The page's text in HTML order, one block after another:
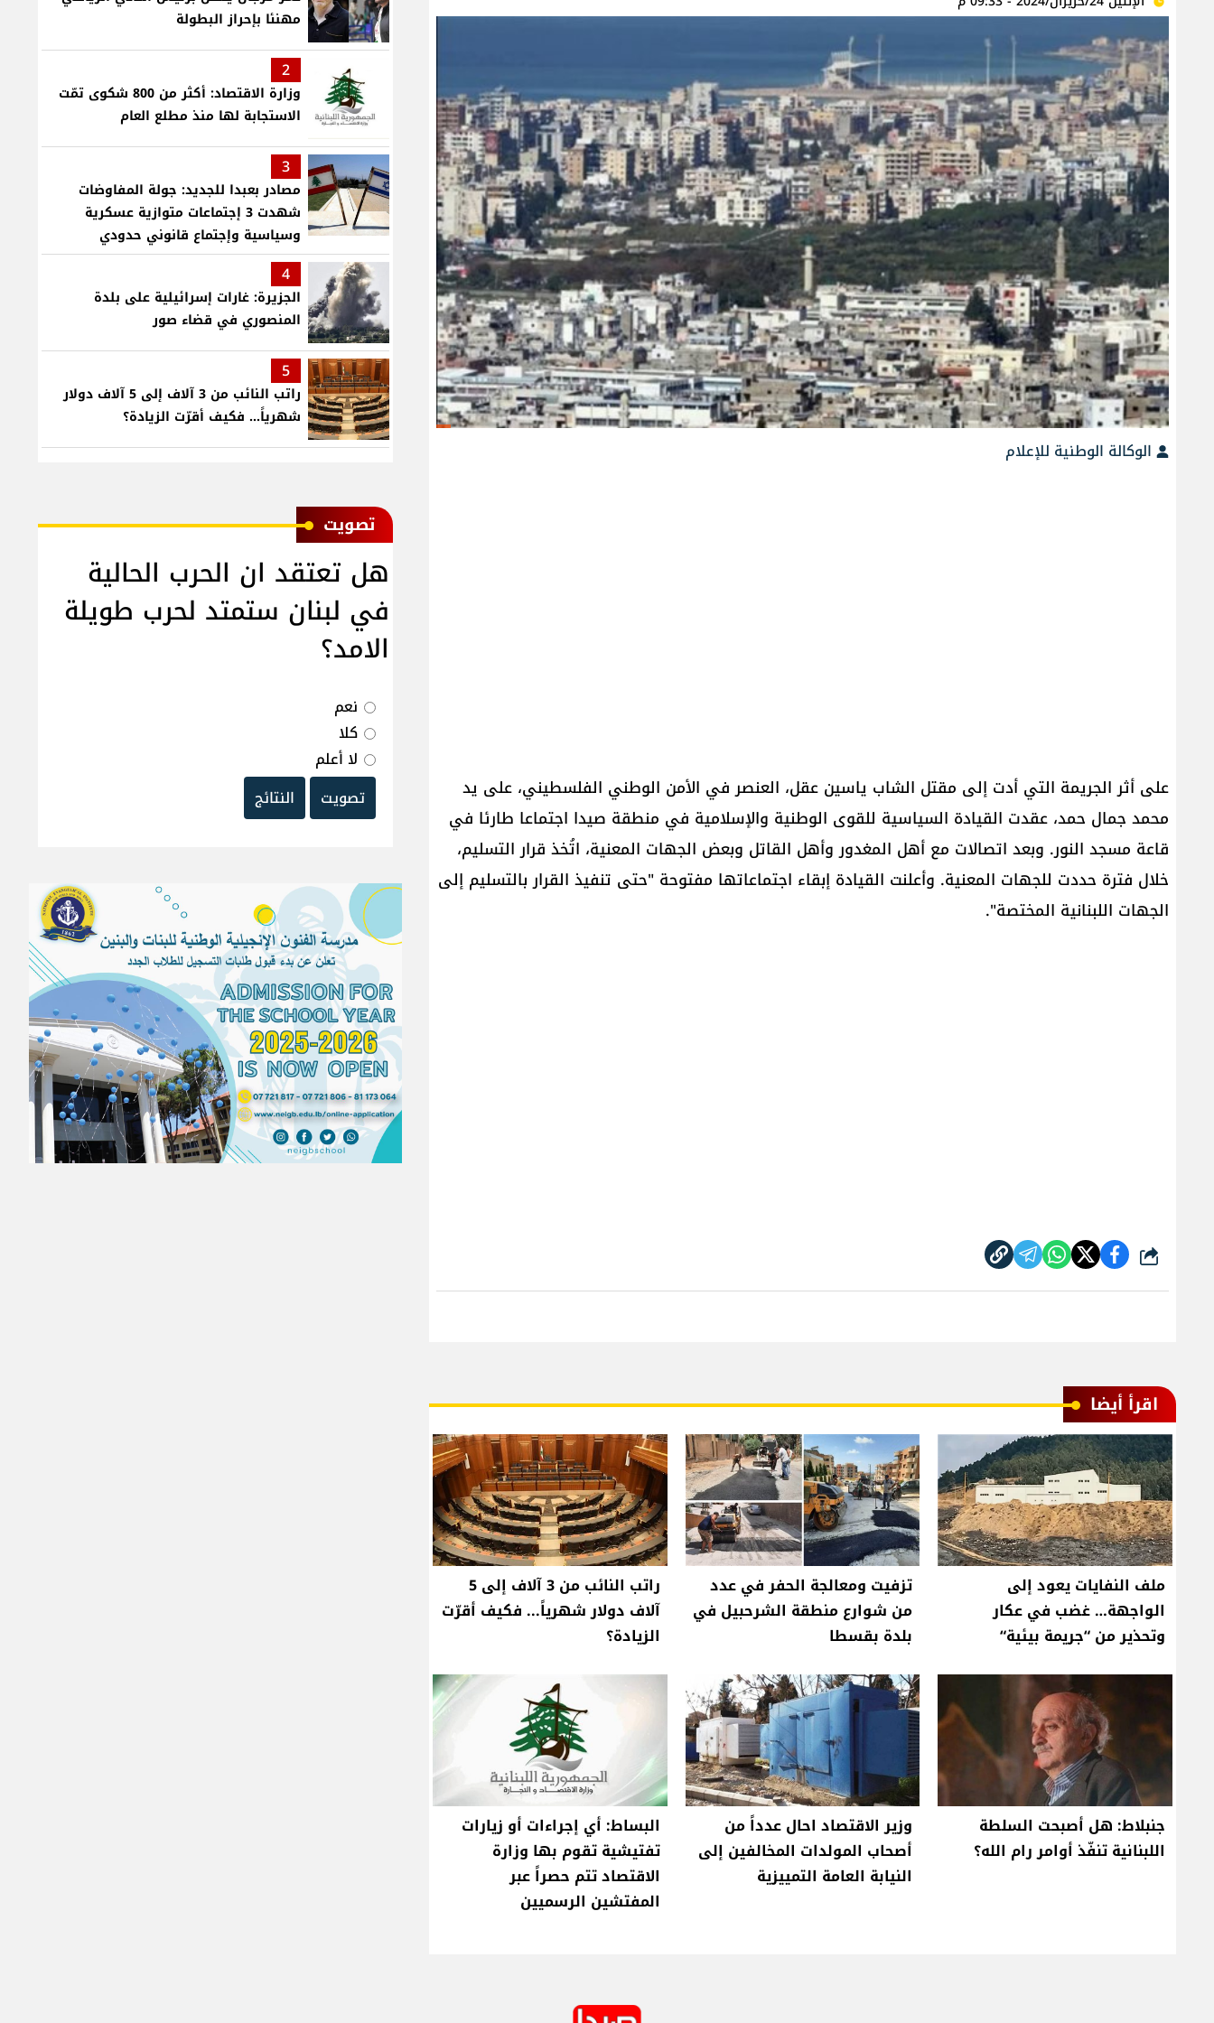
الوكالة الوطنية للإعلام
على أثر الجريمة التي أدت إلى مقتل الشاب ياسين عقل، العنصر في الأمن الوطني الفلسطيني، على يد
محمد جمال حمد، عقدت القيادة السياسية للقوى الوطنية والإسلامية في منطقة صيدا اجتماعا طارئا في
قاعة مسجد النور. وبعد اتصالات مع أهل المغدور وأهل القاتل وبعض الجهات المعنية، اتُخذ قرار التسليم،
خلال فترة حددت للجهات المعنية. وأعلنت القيادة إبقاء اجتماعاتها مفتوحة "حتى تنفيذ القرار بالتسليم إلى
الجهات اللبنانية المختصة".
شارك
اقرأ أيضا
ملف النفايات يعود إلى
الواجهة… غضب في عكار
وتحذير من “جريمة بيئية“
تزفيت ومعالجة الحفر في عدد
من شوارع منطقة الشرحبيل في
بلدة بقسطا
راتب النائب من 3 آلاف إلى 5
آلاف دولار شهرياً... فكيف أقرّت
الزيادة؟
جنبلاط: هل أصبحت السلطة
اللبنانية تنفّذ أوامر رام الله؟
وزير الاقتصاد احال عدداً من
أصحاب المولدات المخالفين إلى
النيابة العامة التمييزية
البساط: أي إجراءات أو زيارات
تفتيشية تقوم بها وزارة
الاقتصاد تتم حصراً عبر
المفتشين الرسميين
مهنئا بإحراز البطولة
2
وزارة الاقتصاد: أكثر من 800 شكوى تمّت
الاستجابة لها منذ مطلع العام
3
مصادر بعبدا للجديد: جولة المفاوضات
شهدت 3 إجتماعات متوازية عسكرية
وسياسية وإجتماع قانوني حدودي
4
الجزيرة: غارات إسرائيلية على بلدة
المنصوري في قضاء صور
5
راتب النائب من 3 آلاف إلى 5 آلاف دولار
شهرياً... فكيف أقرّت الزيادة؟
ﺗﺼﻮﻳﺖ
هل تعتقد ان الحرب الحالية
في لبنان ستمتد لحرب طويلة
الامد؟
نعم
كلا
لا أعلم
تصويت
النتائج